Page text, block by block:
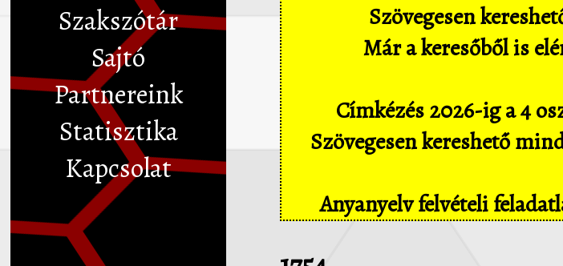
Szakszótár
Sajtó
Partnereink
Statisztika
Kapcsolat
Szövegesen
Már a keresőből is
Címkézés 2026-ig a 4
Szövegesen kereshető
Anyanyelv felvételi